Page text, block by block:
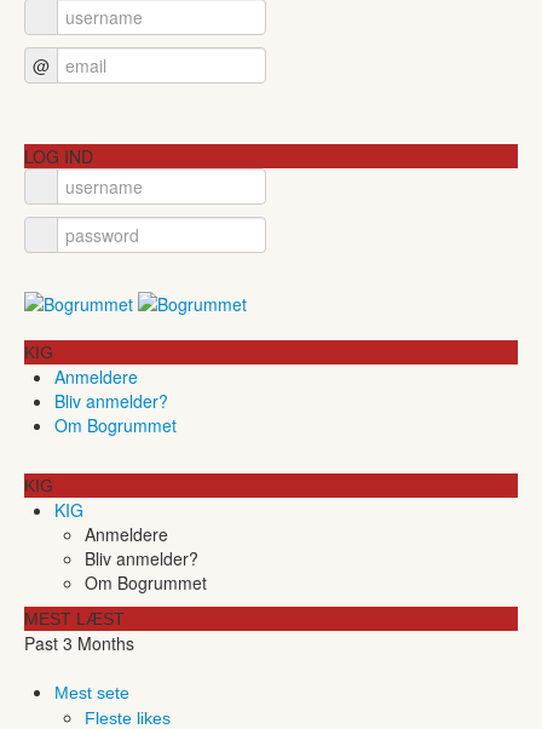
@
LOG IND
KIG
Anmeldere
Bliv anmelder?
Om Bogrummet
KIG
KIG
Anmeldere
Bliv anmelder?
Om Bogrummet
MEST LÆST
Past 3 Months
Mest sete
Fleste likes